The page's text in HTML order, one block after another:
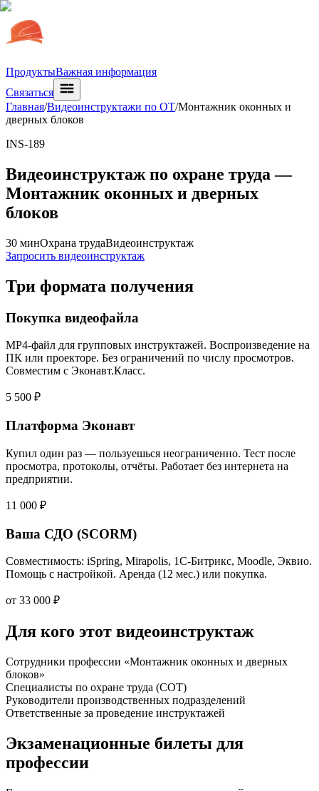
ПродуктыВажная информация
Связаться
Главная/Видеоинструктажи по ОТ/Монтажник оконных и
дверных блоков
INS-189
Видеоинструктаж по охране труда —
Монтажник оконных и дверных
блоков
30 минОхрана трудаВидеоинструктаж
Запросить видеоинструктаж
Три формата получения
Покупка видеофайла
MP4-файл для групповых инструктажей. Воспроизведение на
ПК или проекторе. Без ограничений по числу просмотров.
Совместим с Эконавт.Класс.
5 500 ₽
Платформа Эконавт
Купил один раз — пользуешься неограниченно. Тест после
просмотра, протоколы, отчёты. Работает без интернета на
предприятии.
11 000 ₽
Ваша СДО (SCORM)
Совместимость: iSpring, Mirapolis, 1С-Битрикс, Moodle, Эквио.
Помощь с настройкой. Аренда (12 мес.) или покупка.
от 33 000 ₽
Для кого этот видеоинструктаж
Сотрудники профессии «Монтажник оконных и дверных
блоков»
Специалисты по охране труда (СОТ)
Руководители производственных подразделений
Ответственные за проведение инструктажей
Экзаменационные билеты для
профессии